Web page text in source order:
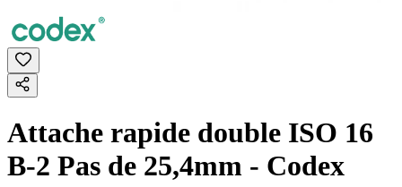
Attache rapide double ISO 16
B-2 Pas de 25,4mm - Codex